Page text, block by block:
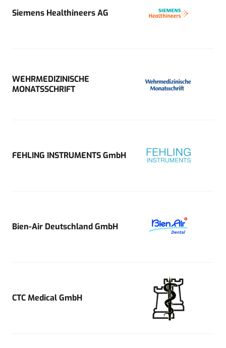
Siemens Healthineers AG
WEHRMEDIZINISCHE
MONATSSCHRIFT
FEHLING INSTRUMENTS GmbH
Bien-Air Deutschland GmbH
CTC Medical GmbH